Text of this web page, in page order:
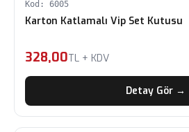
Kod: 6005
Karton Katlamalı Vip Set Kutusu
328,00TL + KDV
Detay Gör →